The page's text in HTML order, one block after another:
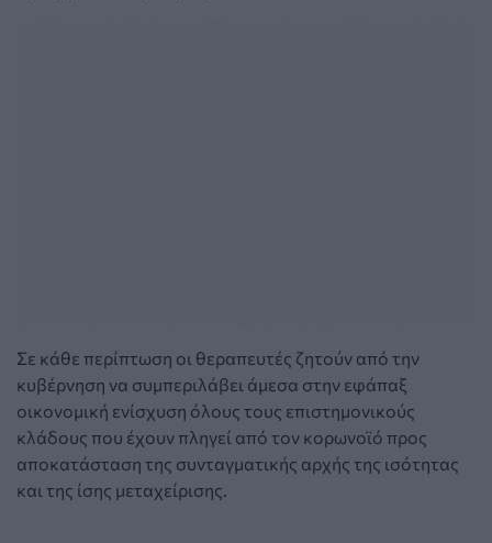
Σε κάθε περίπτωση οι θεραπευτές ζητούν από την
κυβέρνηση να συμπεριλάβει άμεσα στην εφάπαξ
οικονομική ενίσχυση όλους τους επιστημονικούς
κλάδους που έχουν πληγεί από τον κορωνοϊό προς
αποκατάσταση της συνταγματικής αρχής της ισότητας
και της ίσης μεταχείρισης.